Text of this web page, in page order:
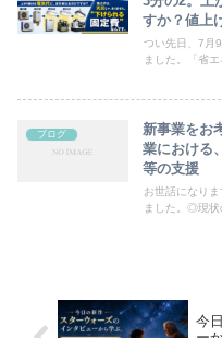
すか？値上
れる固定費
つい先日、7月
ました。「省
ブログ
新事業をお
業における
等の支援
お世話になり
ました。◎現状
今